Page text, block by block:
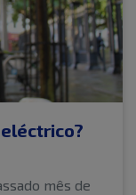
mês de